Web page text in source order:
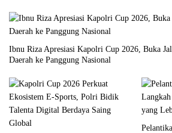
Ibnu Riza Apresiasi Kapolri Cup 2026, Buka
Daerah ke Panggung Nasional